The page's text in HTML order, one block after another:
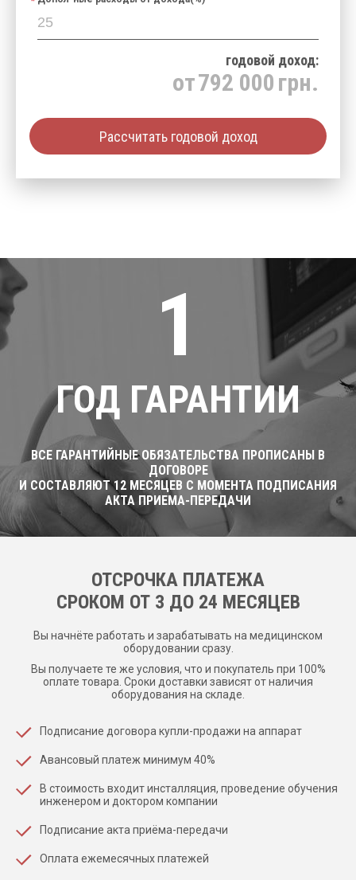
годовой доход:
от792 000 грн.
Рассчитать годовой доход
1
ГОД ГАРАНТИИ
ВСЕ ГАРАНТИЙНЫЕ ОБЯЗАТЕЛЬСТВА ПРОПИСАНЫ В
ДОГОВОРЕ
И СОСТАВЛЯЮТ 12 МЕСЯЦЕВ С МОМЕНТА ПОДПИСАНИЯ
АКТА ПРИЕМА-ПЕРЕДАЧИ
ОТСРОЧКА ПЛАТЕЖА
CРОКОМ ОТ 3 ДО 24 МЕСЯЦЕВ
Вы начнёте работать и зарабатывать на медицинском
оборудовании сразу.
Вы получаете те же условия, что и покупатель при 100%
оплате товара. Сроки доставки зависят от наличия
оборудования на складе.
Подписание договора купли-продажи на аппарат
Авансовый платеж минимум 40%
В стоимость входит инсталляция, проведение обучения
инженером и доктором компании
Подписание акта приёма-передачи
Оплата ежемесячных платежей